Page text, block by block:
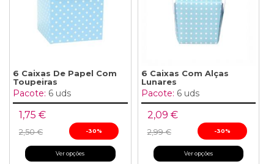
6 Caixas De Papel Com
Toupeiras
Pacote: 6 uds
1,75 €
2,50 € -30%
Ver opções
6 Caixas Com Alças
Lunares
Pacote: 6 uds
2,09 €
2,99 € -30%
Ver opções